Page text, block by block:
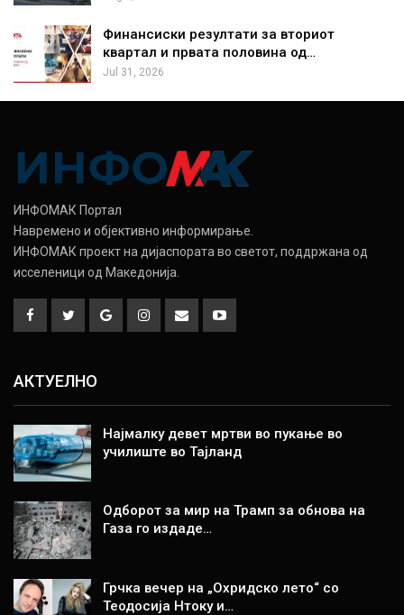
Финансиски резултати за вториот
квартал и првата половина од…
Jul 31, 2026
ИНФОМАК Портал
Навремено и објективно информирање.
ИНФОМАК проект на дијаспората во светот, поддржана од
исселеници од Македонија.
АКТУЕЛНО
Најмалку девет мртви во пукање во
училиште во Тајланд
Одборот за мир на Трамп за обнова на
Газа го издаде…
Грчка вечер на „Охридско лето“ со
Теодосија Нтоку и…